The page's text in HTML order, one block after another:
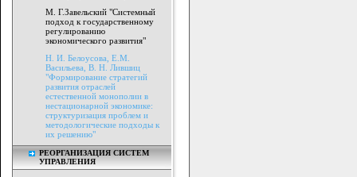
М. Г.Завельский "Системный
подход к государственному
регулированию
экономического развития"
Н. И. Белоусова, Е.М.
Васильева, В. Н. Лившиц
"Формирование стратегий
развития отраслей
естественной монополии в
нестационарной экономике:
структуризация проблем и
методологические подходы к
их решению"
РЕОРГАНИЗАЦИЯ СИСТЕМ
УПРАВЛЕНИЯ